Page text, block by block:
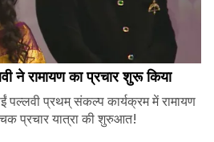
ने रामायण का प्रचार शुरू किया
प्रथम् संकल्प कार्यक्रम में रामायण
प्रचार यात्रा की शुरुआत!